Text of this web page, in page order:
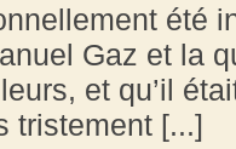
été
Gaz et la
et qu’il
tristement [...]